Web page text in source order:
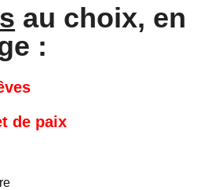
au choix, en
:
de paix